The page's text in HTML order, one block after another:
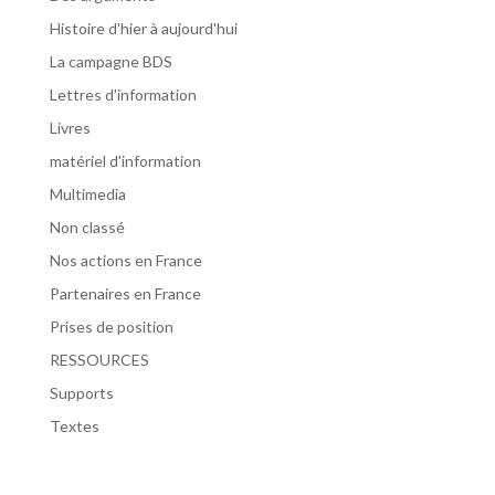
Histoire d'hier à aujourd'hui
La campagne BDS
Lettres d'information
Livres
matériel d'information
Multimedia
Non classé
Nos actions en France
Partenaires en France
Prises de position
RESSOURCES
Supports
Textes